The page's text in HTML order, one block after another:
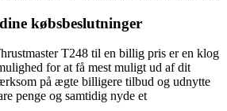
købsbeslutninger
T248 til en billig pris er en klog
for at få mest muligt ud af dit
på ægte billigere tilbud og udnytte
penge og samtidig nyde et